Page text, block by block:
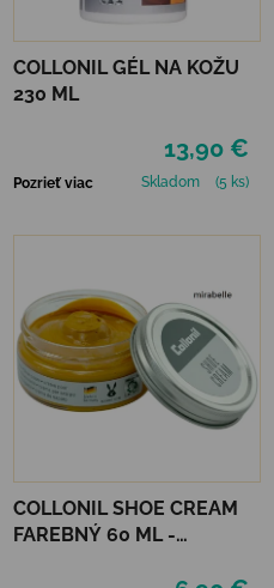
COLLONIL GÉL NA KOŽU
230 ML
13,90 €
Pozrieť viac Skladom (5 ks)
COLLONIL SHOE CREAM
FAREBNÝ 60 ML -